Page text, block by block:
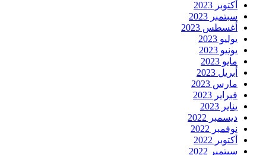
أكتوبر 2023
سبتمبر 2023
أغسطس 2023
يوليو 2023
يونيو 2023
مايو 2023
أبريل 2023
مارس 2023
فبراير 2023
يناير 2023
ديسمبر 2022
نوفمبر 2022
أكتوبر 2022
سبتمبر 2022